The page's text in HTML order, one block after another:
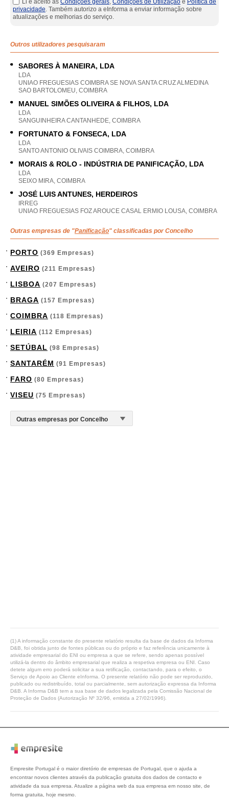
Li e aceito as Condições gerais, Condições de Utilização e Política de
privacidade. Também autorizo a eInforma a enviar informação sobre
atualizações e melhorias do serviço.
Outros utilizadores pesquisaram
SABORES À MANEIRA, LDA
LDA
UNIAO FREGUESIAS COIMBRA SE NOVA SANTA CRUZ ALMEDINA
SAO BARTOLOMEU, COIMBRA
MANUEL SIMÕES OLIVEIRA & FILHOS, LDA
LDA
SANGUINHEIRA CANTANHEDE, COIMBRA
FORTUNATO & FONSECA, LDA
LDA
SANTO ANTONIO OLIVAIS COIMBRA, COIMBRA
MORAIS & ROLO - INDÚSTRIA DE PANIFICAÇÃO, LDA
LDA
SEIXO MIRA, COIMBRA
JOSÉ LUIS ANTUNES, HERDEIROS
IRREG
UNIAO FREGUESIAS FOZ AROUCE CASAL ERMIO LOUSA, COIMBRA
Outras empresas de "Panificação" classificadas por Concelho
PORTO (369 Empresas)
AVEIRO (211 Empresas)
LISBOA (207 Empresas)
BRAGA (157 Empresas)
COIMBRA (118 Empresas)
LEIRIA (112 Empresas)
SETÚBAL (98 Empresas)
SANTARÉM (91 Empresas)
FARO (80 Empresas)
VISEU (75 Empresas)
(1) A informação constante do presente relatório resulta da base de dados da Informa
D&B, foi obtida junto de fontes públicas ou do próprio e faz referência unicamente à
atividade empresarial do ENI ou empresa a que se refere, sendo apenas possível
utilizá-la dentro do âmbito empresarial que realiza a respetiva empresa ou ENI. Caso
detete algum erro poderá solicitar a sua retificação, contactando, para o efeito, o
Serviço de Apoio ao Cliente eInforma. O presente relatório não pode ser reproduzido,
publicado ou redistribuído, total ou parcialmente, sem autorização expressa da Informa
D&B. A Informa D&B tem a sua base de dados legalizada pela Comissão Nacional de
Proteção de Dados (Autorização Nº 32/96, emitida a 27/02/1996).
Empresite Portugal é o maior diretório de empresas de Portugal, que o ajuda a
encontrar novos clientes através da publicação gratuita dos dados de contacto e
atividade da sua empresa. Atualize a página web da sua empresa em nosso site, de
forma gratuita, hoje mesmo.